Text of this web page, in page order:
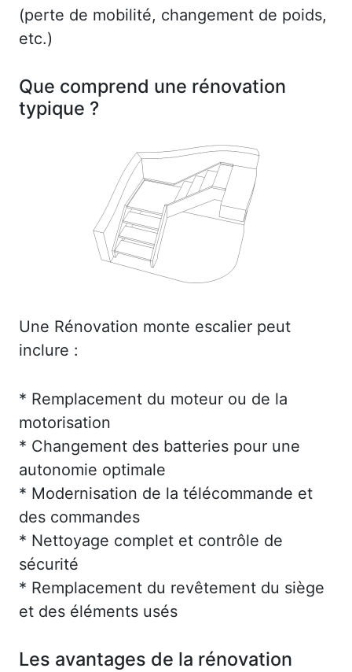
(perte de mobilité, changement de poids,
etc.)
Que comprend une rénovation
typique ?
Une Rénovation monte escalier peut
inclure :
* Remplacement du moteur ou de la
motorisation
* Changement des batteries pour une
autonomie optimale
* Modernisation de la télécommande et
des commandes
* Nettoyage complet et contrôle de
sécurité
* Remplacement du revêtement du siège
et des éléments usés
Les avantages de la rénovation